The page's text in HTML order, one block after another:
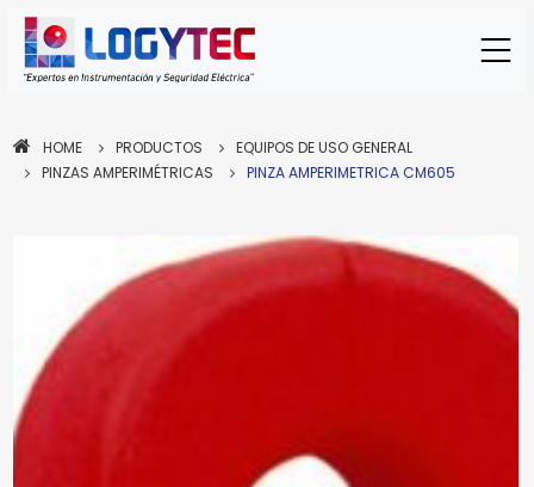
HOME PRODUCTOS
EQUIPOS DE USO GENERAL
PINZAS AMPERIMÉTRICAS
PINZA AMPERIMETRICA CM605